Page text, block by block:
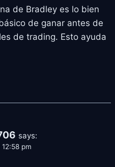
de Bradley es lo bien
de ganar antes de
de trading. Esto ayuda
says:
pm